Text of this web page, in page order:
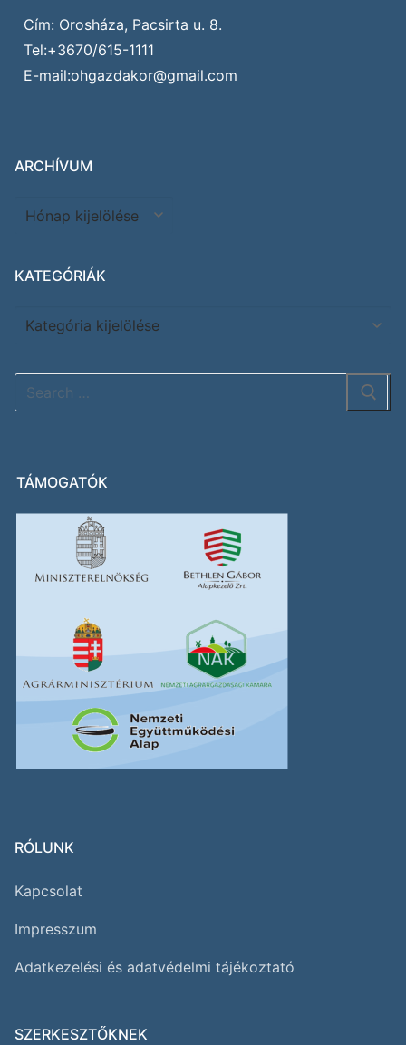
Cím: Orosháza, Pacsirta u. 8.
Tel:+3670/615-1111
E-mail:ohgazdakor@gmail.com
ARCHÍVUM
KATEGÓRIÁK
TÁMOGATÓK
RÓLUNK
Kapcsolat
Impresszum
Adatkezelési és adatvédelmi tájékoztató
SZERKESZTŐKNEK